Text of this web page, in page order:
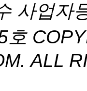
사업자
호
ALL